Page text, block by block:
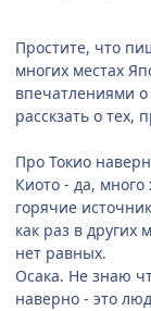
Простите, что
многих местах
впечатлениями о
расскзать о тех,
Про Токио
Киото - да, много
горячие
как раз в других
нет равных.
Осака. Не знаю
наверно - это